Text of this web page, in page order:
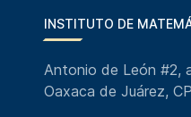
INSTITUTO DE
Antonio de León #2,
Oaxaca de Juárez,